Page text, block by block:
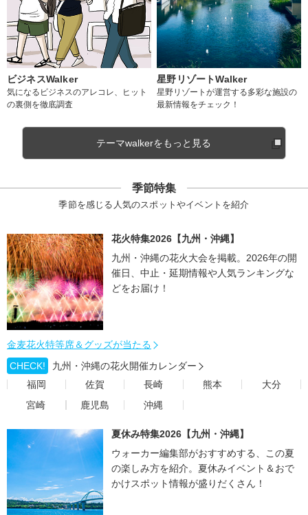
ビジネスWalker
気になるビジネスのアレコレ、ヒット
の裏側を徹底調査
星野リゾートWalker
星野リゾートが運営する多彩な施設の
最新情報をチェック！
テーマwalkerをもっと見る
季節特集
季節を感じる人気のスポットやイベントを紹介
花火特集2026【九州・沖縄】
九州・沖縄の花火大会を掲載。2026年の開
催日、中止・延期情報や人気ランキングな
どをお届け！
金麦花火特等席＆グッズが当たる
CHECK!
九州・沖縄の花火開催カレンダー
福岡
佐賀 長崎 熊本
大分
宮崎
鹿児島 沖縄
夏休み特集2026【九州・沖縄】
ウォーカー編集部がおすすめする、この夏
の楽しみ方を紹介。夏休みイベント＆おで
かけスポット情報が盛りだくさん！